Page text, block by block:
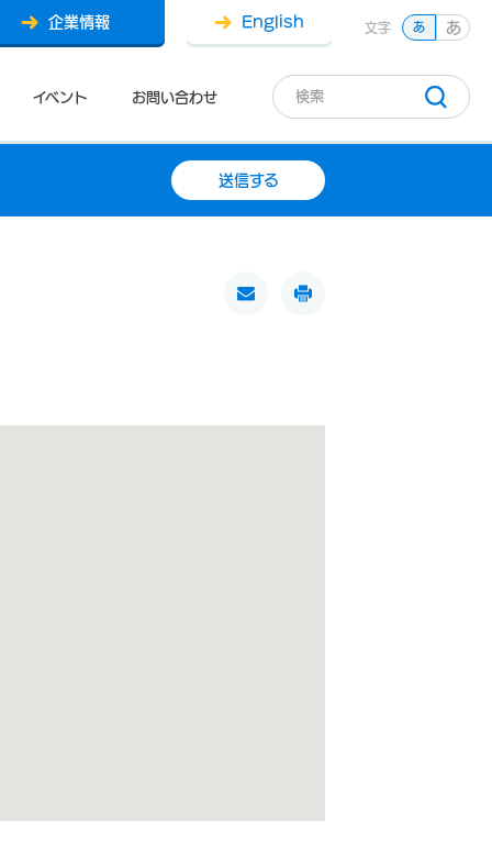
イベント お問い合わせ
企業情報 English 文字 あ あ
送信する